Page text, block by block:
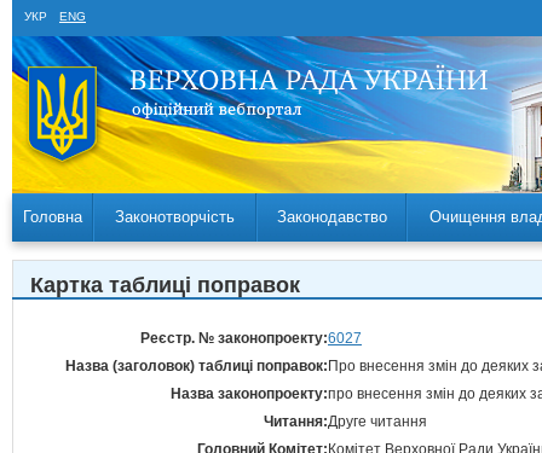
УКР ENG
Головна Законотворчість Законодавство Очищення
Картка таблиці поправок
Реєстр. № законопроекту:6027
Назва (заголовок) таблиці поправок: Про внесення змін до деяких
Назва законопроекту:про внесення змін до деяких
Читання:Друге читання
Головний Комітет: Комітет Верховної Ради